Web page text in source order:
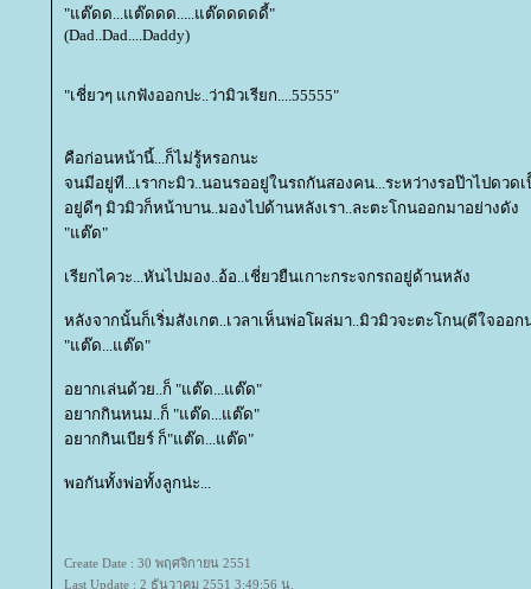
"แต๊ดด...แต๊ดดด.....แต๊ดดดดดี้"
(Dad..Dad....Daddy)
"เชี่ยวๆ แกฟังออกปะ..ว่ามิวเรียก....55555"
คือก่อนหน้านี้...ก็ไม่รู้หรอกนะ
จนมีอยู่ที...เรากะมิว..นอนรออยู่ในรถกันสองคน...ระหว่างรอป๊าไปดวดเ
อยู่ดีๆ มิวมิวก็หน้าบาน..มองไปด้านหลังเรา..ละตะโกนออกมาอย่างดัง
"แต๊ด"
เรียกไควะ...หันไปมอง..อ้อ..เชี่ยวยืนเกาะกระจกรถอยู่ด้านหลัง
หลังจากนั้นก็เริ่มสังเกต..เวลาเห็นพ่อโผล่มา..มิวมิวจะตะโกน(ดีใจออ
"แต๊ด...แต๊ด"
อยากเล่นด้วย..ก็ "แต๊ด...แต๊ด"
อยากกินหนม..ก็ "แต๊ด...แต๊ด"
อยากกินเบียร์ ก็"แต๊ด...แต๊ด"
พอกันทั้งพ่อทั้งลูกน่ะ...
Create Date : 30 พฤศจิกายน 2551
Last Update : 2 ธันวาคม 2551 3:49:56 น.